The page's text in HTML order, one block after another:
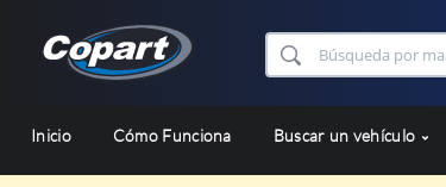
Inicio Cómo Funciona Buscar un vehículo